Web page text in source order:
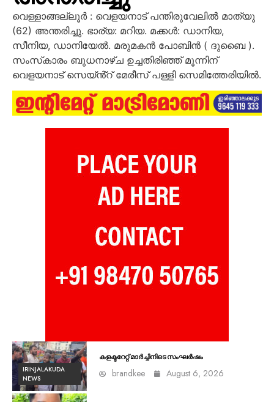
വെള്ളാങ്ങല്ലൂർ : വെളയനാട് പന്തിരുവേലിൽ മാത്യു
(62) അന്തരിച്ചു. ഭാര്യ: മറിയ. മക്കൾ: ഡാനിയ,
സീനിയ, ഡാനിയേൽ. മരുമകൻ പോബിൻ ( ദുബൈ ).
സംസ്‌കാരം ബുധനാഴ്ച ഉച്ചതിരിഞ്ഞ് മൂന്നിന്
വെളയനാട് സെയ്ൻ്റ് മേരീസ് പള്ളി സെമിത്തേരിയിൽ.
IRINJALAKUDA
NEWS
കളക്ടറേറ്റ് മാർച്ചിനിടെ സംഘർഷം
brandkee August 6, 2026